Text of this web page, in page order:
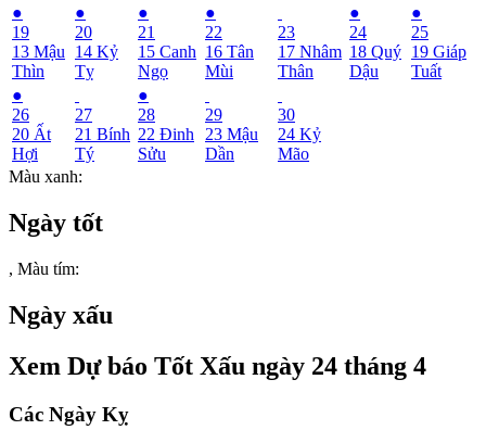
●
19
13 Mậu
Thìn
●
20
14 Kỷ
Tỵ
●
21
15 Canh
Ngọ
●
22
16 Tân
Mùi
23
17 Nhâm
Thân
●
24
18 Quý
Dậu
●
25
19 Giáp
Tuất
●
26
20 Ất
Hợi
27
21 Bính
Tý
●
28
22 Đinh
Sửu
29
23 Mậu
Dần
30
24 Kỷ
Mão
Màu xanh:
Ngày tốt
, Màu tím:
Ngày xấu
Xem Dự báo Tốt Xấu ngày 24 tháng 4
Các Ngày Kỵ